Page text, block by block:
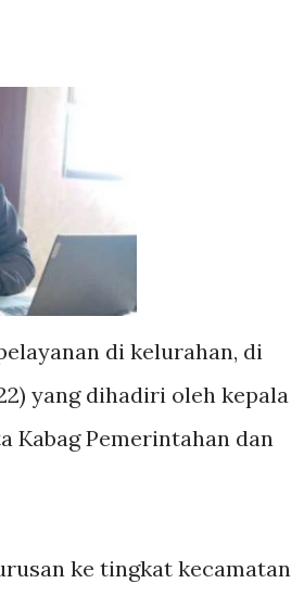
di kelurahan, di
yang dihadiri oleh kepala
Kabag Pemerintahan dan
ke tingkat kecamatan